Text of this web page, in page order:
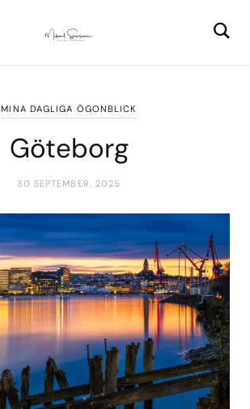
MINA DAGLIGA ÖGONBLICK
Göteborg
30 SEPTEMBER, 2025